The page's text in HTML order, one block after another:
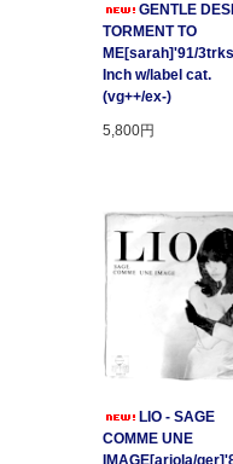
GENTLE
TORMENT TO
ME[sarah]'91/
Inch w/label cat.
(vg++/ex-)
5,800円
LIO - SAGE
COMME UNE
IMAGE[ariola/